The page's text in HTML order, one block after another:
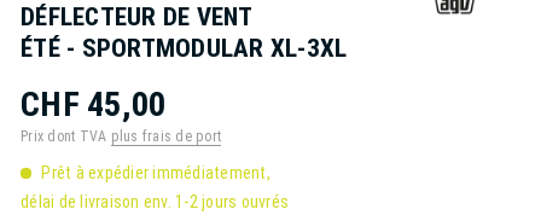
DÉFLECTEUR DE VENT
ÉTÉ - SPORTMODULAR XL-3XL
CHF 45,00
Prix dont TVA plus frais de port
Prêt à expédier immédiatement,
délai de livraison env. 1-2 jours ouvrés